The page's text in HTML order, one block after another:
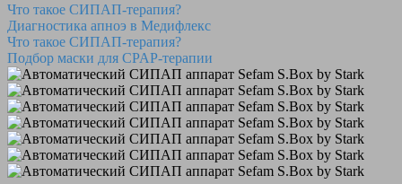
Что такое СИПАП-терапия?
Диагностика апноэ в Медифлекс
Что такое СИПАП-терапия?
Подбор маски для CPAP-терапии